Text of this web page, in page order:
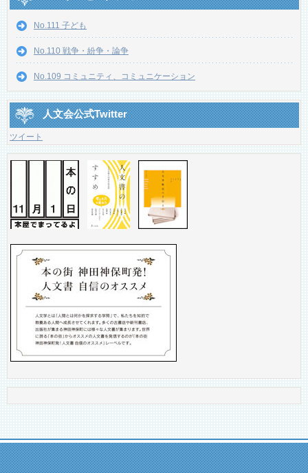
No.111 子ども
No.110 戦争・紛争・論争
No.109 コミュニティ、コミュニケーション
人文会公式Twitter
ツイート